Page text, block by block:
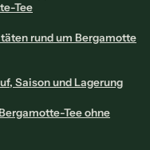
Tee
rund um Bergamotte
Saison und Lagerung
Tee ohne